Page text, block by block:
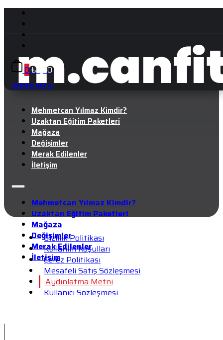
0₺0,00
HEMEN KATIL
Mehmetcan Yılmaz Kimdir?
Uzaktan Eğitim Paketleri
Mağaza
Değişimler
Merak Edilenler
İletişim
Mehmetcan Yılmaz Kimdir?
Uzaktan Eğitim Paketleri
Mağaza
Değişimler
Merak Edilenler
İletişim
Gizlilik Politikası
Kullanım Koşulları
Çerez Politikası
Mesafeli Satış Sözleşmesi
Aydınlatma Metni
Kullanıcı Sözleşmesi